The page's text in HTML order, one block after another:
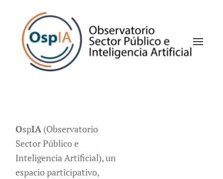
OspIA (Observatorio
Sector Público e
Inteligencia Artificial), un
espacio participativo,